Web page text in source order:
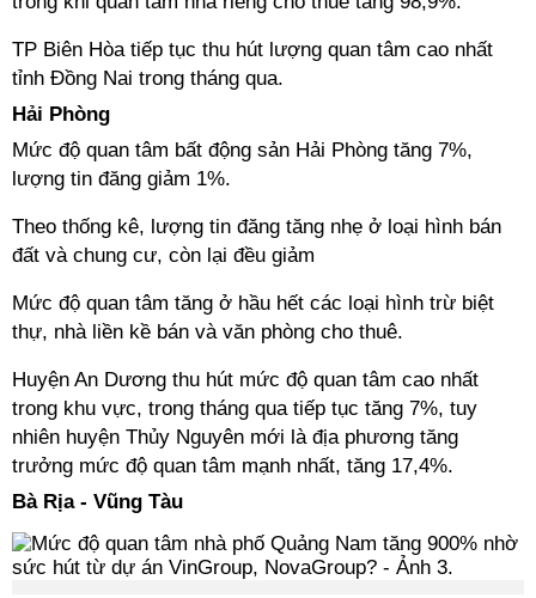
TP Biên Hòa tiếp tục thu hút lượng quan tâm cao nhất
tỉnh Đồng Nai trong tháng qua.
Hải Phòng
Mức độ quan tâm bất động sản Hải Phòng tăng 7%,
lượng tin đăng giảm 1%.
Theo thống kê, lượng tin đăng tăng nhẹ ở loại hình bán
đất và chung cư, còn lại đều giảm
Mức độ quan tâm tăng ở hầu hết các loại hình trừ biệt
thự, nhà liền kề bán và văn phòng cho thuê.
Huyện An Dương thu hút mức độ quan tâm cao nhất
trong khu vực, trong tháng qua tiếp tục tăng 7%, tuy
nhiên huyện Thủy Nguyên mới là địa phương tăng
trưởng mức độ quan tâm mạnh nhất, tăng 17,4%.
Bà Rịa - Vũng Tàu